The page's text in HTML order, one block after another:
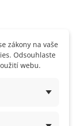
sazeničky
zákony na vaše
Odsouhlaste
webu.